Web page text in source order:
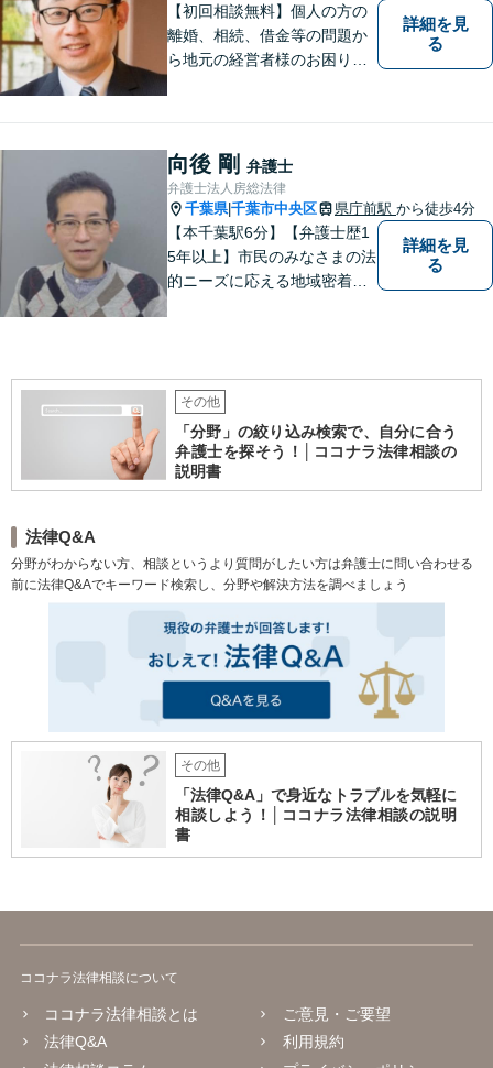
【初回相談無料】個人の方の
離婚、相続、借金等の問題か
ら地元の経営者様のお困りご
詳細を見
る
向後 剛 弁護士
弁護士法人房総法律
千葉県|千葉市中央区 県庁前駅 から徒歩4分
【本千葉駅6分】【弁護士歴1
5年以上】市民のみなさまの法
的ニーズに応える地域密着型
談実績多数。現実的な解決策
をご提案します
詳細を見
る
その他
「分野」の絞り込み検索で、自分に合う
弁護士を探そう！│ココナラ法律相談の
説明書
法律Q&A
分野がわからない方、相談というより質問がしたい方は弁護士に問い合わせる
前に法律Q&Aでキーワード検索し、分野や解決方法を調べましょう
その他
「法律Q&A」で身近なトラブルを気軽に
相談しよう！│ココナラ法律相談の説明
書
ココナラ法律相談について
ココナラ法律相談とは
法律Q&A
ご意見・ご要望
利用規約